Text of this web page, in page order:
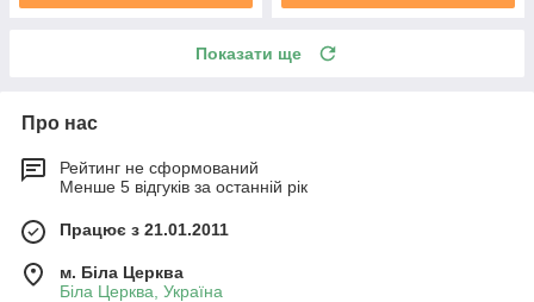
Показати ще
Про нас
Рейтинг не сформований
Менше 5 відгуків за останній рік
Працює з 21.01.2011
м. Біла Церква
Біла Церква, Україна